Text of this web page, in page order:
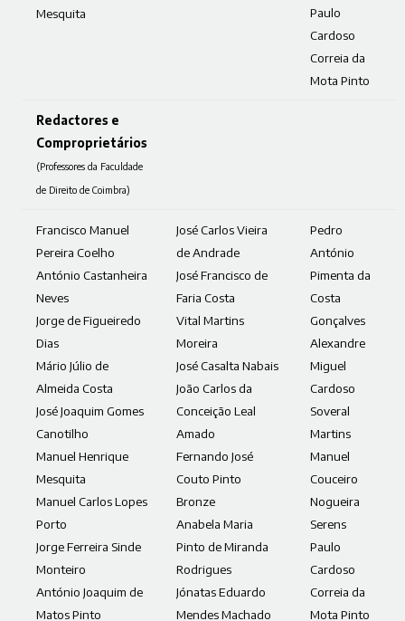
Mesquita
Paulo
Cardoso
Correia da
Mota Pinto
Redactores e
Comproprietários
(Professores da Faculdade
de Direito de Coimbra)
Francisco Manuel
Pereira Coelho
António Castanheira
Neves
Jorge de Figueiredo
Dias
Mário Júlio de
Almeida Costa
José Joaquim Gomes
Canotilho
Manuel Henrique
Mesquita
Manuel Carlos Lopes
Porto
Jorge Ferreira Sinde
Monteiro
António Joaquim de
Matos Pinto
José Carlos Vieira
de Andrade
José Francisco de
Faria Costa
Vital Martins
Moreira
José Casalta Nabais
João Carlos da
Conceição Leal
Amado
Fernando José
Couto Pinto
Bronze
Anabela Maria
Pinto de Miranda
Rodrigues
Jónatas Eduardo
Mendes Machado
Pedro
António
Pimenta da
Costa
Gonçalves
Alexandre
Miguel
Cardoso
Soveral
Martins
Manuel
Couceiro
Nogueira
Serens
Paulo
Cardoso
Correia da
Mota Pinto